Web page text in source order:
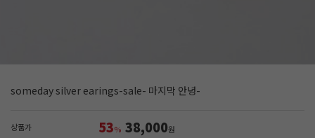
someday silver earings-sale- 마지막 안녕-
상품가 53% 38,000원